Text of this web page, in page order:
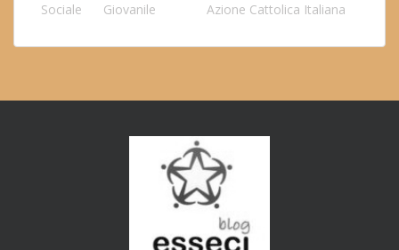
Sociale
Giovanile
Azione Cattolica Italiana